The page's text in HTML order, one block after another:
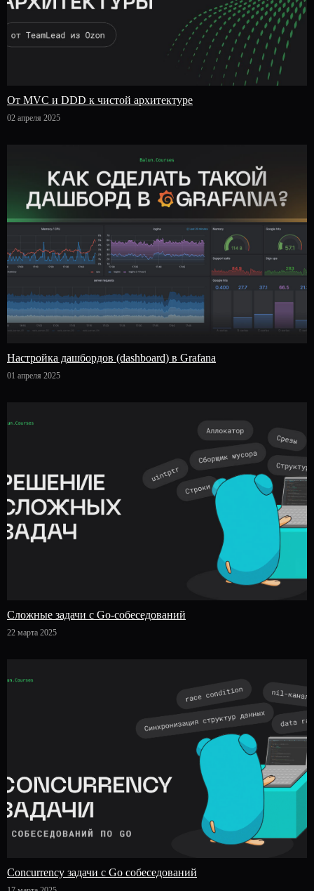
От MVC и DDD к чистой архитектуре
02 апреля 2025
Настройка дашбордов (dashboard) в Grafana
01 апреля 2025
Сложные задачи с Go-собеседований
22 марта 2025
Concurrency задачи с Go собеседований